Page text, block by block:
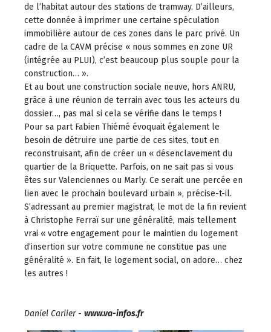
de l’habitat autour des stations de tramway. D’ailleurs,
cette donnée à imprimer une certaine spéculation
immobilière autour de ces zones dans le parc privé. Un
cadre de la CAVM précise « nous sommes en zone UR
(intégrée au PLUI), c’est beaucoup plus souple pour la
construction… ».
Et au bout une construction sociale neuve, hors ANRU,
grâce à une réunion de terrain avec tous les acteurs du
dossier…, pas mal si cela se vérifie dans le temps !
Pour sa part Fabien Thiémé évoquait également le
besoin de détruire une partie de ces sites, tout en
reconstruisant, afin de créer un « désenclavement du
quartier de la Briquette. Parfois, on ne sait pas si vous
êtes sur Valenciennes ou Marly. Ce serait une percée en
lien avec le prochain boulevard urbain », précise-t-il.
S’adressant au premier magistrat, le mot de la fin revient
à Christophe Ferraï sur une généralité, mais tellement
vrai « votre engagement pour le maintien du logement
d’insertion sur votre commune ne constitue pas une
généralité ». En fait, le logement social, on adore… chez
les autres !
Daniel Carlier - www.va-infos.fr